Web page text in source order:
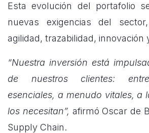
Esta evolución del portafolio
nuevas exigencias del
agilidad, trazabilidad, innovación
“Nuestra inversión está
de nuestros clientes:
esenciales, a menudo vitales, a
los necesitan”, afirmó Oscar de
Supply Chain.